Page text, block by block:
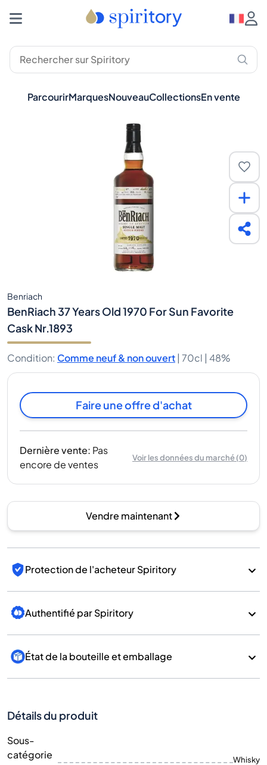
ParcourirMarquesNouveauCollectionsEn vente
Benriach
BenRiach 37 Years Old 1970 For Sun Favorite
Cask Nr.1893
Condition: Comme neuf & non ouvert | 70cl | 48%
Faire une offre d'achat
Dernière vente: Pas
encore de ventes
Voir les données du marché(0)
Vendre maintenant
Protection de l'acheteur Spiritory
Authentifié par Spiritory
État de la bouteille et emballage
Détails du produit
Sous-
catégorie
Whisky